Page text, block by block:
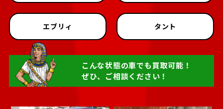
エブリィ タント
こんな状態の車でも買取可能！
ぜひ、ご相談ください！